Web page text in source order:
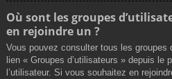
Où sont les groupes
en rejoindre un ?
Vous pouvez consulter tous les groupes
lien « Groupes d’utilisateurs » depuis le
l’utilisateur. Si vous souhaitez en